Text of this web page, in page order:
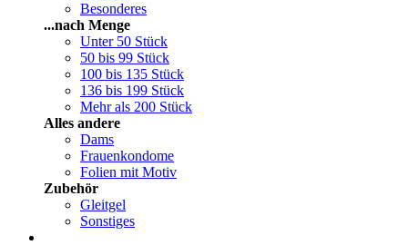
Besonderes
...nach Menge
Unter 50 Stück
50 bis 99 Stück
100 bis 135 Stück
136 bis 199 Stück
Mehr als 200 Stück
Alles andere
Dams
Frauenkondome
Folien mit Motiv
Zubehör
Gleitgel
Sonstiges